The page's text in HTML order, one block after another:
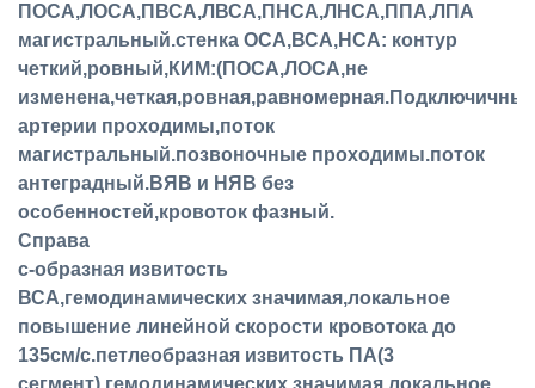
ПОСА,ЛОСА,ПВСА,ЛВСА,ПНСА,ЛНСА,ППА,ЛПА
магистральный.стенка ОСА,ВСА,НСА: контур
четкий,ровный,КИМ:(ПОСА,ЛОСА,не
артерии проходимы,поток
магистральный.позвоночные проходимы.поток
антеградный.ВЯВ и НЯВ без
особенностей,кровоток фазный.
Справа
с-образная извитость
ВСА,гемодинамических значимая,локальное
повышение линейной скорости кровотока до
135см/с.петлеобразная извитость ПА(3